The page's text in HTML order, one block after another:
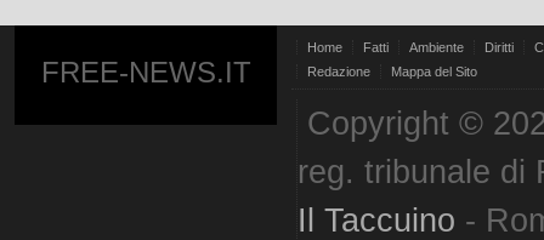
FREE-NEWS.IT
Home Fatti Ambiente Diritti
Redazione
Mappa del Sito
Copyright ©
reg. tribunale di
Il Taccuino -